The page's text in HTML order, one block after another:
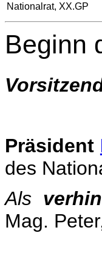
Nationalrat, XX.GP
Beginn
Präsident
des
Als
Mag.